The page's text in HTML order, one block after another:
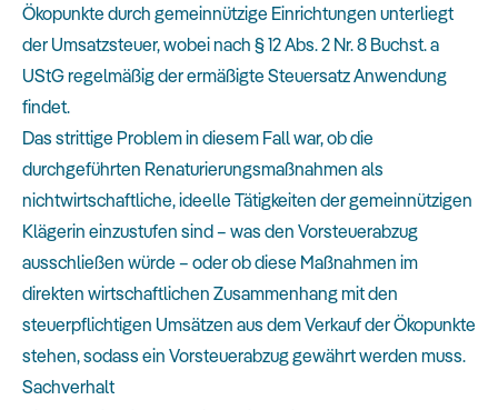
Ökopunkte durch gemeinnützige Einrichtungen unterliegt
der Umsatzsteuer, wobei nach § 12 Abs. 2 Nr. 8 Buchst. a
UStG regelmäßig der ermäßigte Steuersatz Anwendung
findet.
Das strittige Problem in diesem Fall war, ob die
durchgeführten Renaturierungsmaßnahmen als
nichtwirtschaftliche, ideelle Tätigkeiten der gemeinnützigen
Klägerin einzustufen sind – was den Vorsteuerabzug
ausschließen würde – oder ob diese Maßnahmen im
direkten wirtschaftlichen Zusammenhang mit den
steuerpflichtigen Umsätzen aus dem Verkauf der Ökopunkte
stehen, sodass ein Vorsteuerabzug gewährt werden muss.
Sachverhalt